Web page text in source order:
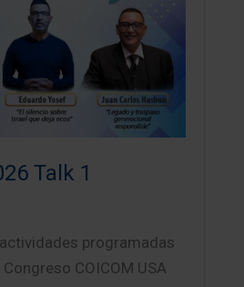
Talk 1
programadas
COICOM USA